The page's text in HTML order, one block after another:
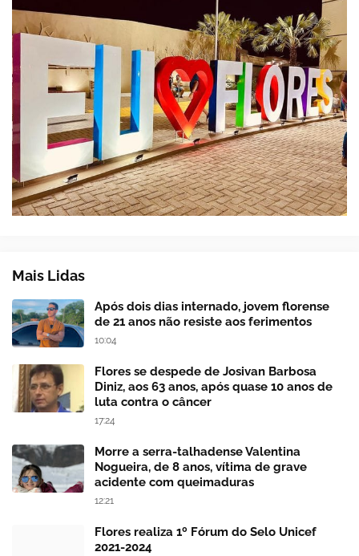
Mais Lidas
Após dois dias internado, jovem florense
de 21 anos não resiste aos ferimentos
10:04
Flores se despede de Josivan Barbosa
Diniz, aos 63 anos, após quase 10 anos de
luta contra o câncer
17:24
Morre a serra-talhadense Valentina
Nogueira, de 8 anos, vítima de grave
acidente com queimaduras
12:21
Flores realiza 1º Fórum do Selo Unicef
2021-2024